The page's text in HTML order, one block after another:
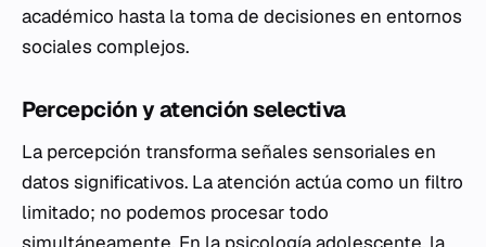
académico hasta la toma de decisiones en entornos
sociales complejos.
Percepción y atención selectiva
La percepción transforma señales sensoriales en
datos significativos. La atención actúa como un filtro
limitado; no podemos procesar todo